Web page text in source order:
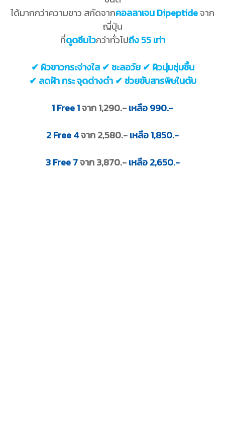
ได้มากกว่าความขาว สกัดจากคอลลาเจน Dipeptideจาก
ญี่ปุ่น
ที่ดูดซึมไวกว่าทั่วไปถึง 55 เท่า
✔ ผิวขาวกระจ่างใส ✔ ชะลอวัย ✔ ผิวนุ่มชุ่มชื้น
✔ ลดฝ้า กระ จุดด่างดำ ✔ ช่วยขับสารพิษในตับ
1 Free 1จาก 1,290.-เหลือ 990.-
2 Free 4จาก 2,580.-เหลือ 1,850.-
3 Free 7จาก 3,870.-เหลือ 2,650.-